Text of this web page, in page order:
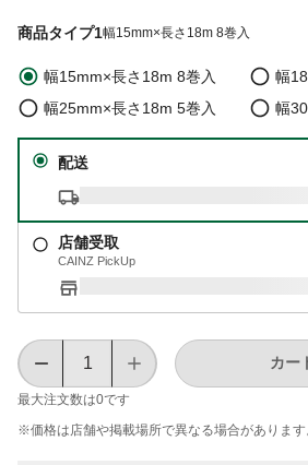
商品タイプ1幅15mm×長さ18m 8巻入
幅15mm×長さ18m 8巻入
幅
幅25mm×長さ18m 5巻入
幅
配送
店舗受取
CAINZ PickUp
最大注文数は0です
カー
※価格は​店舗や​掲載場所で​異なる​場合が​あります